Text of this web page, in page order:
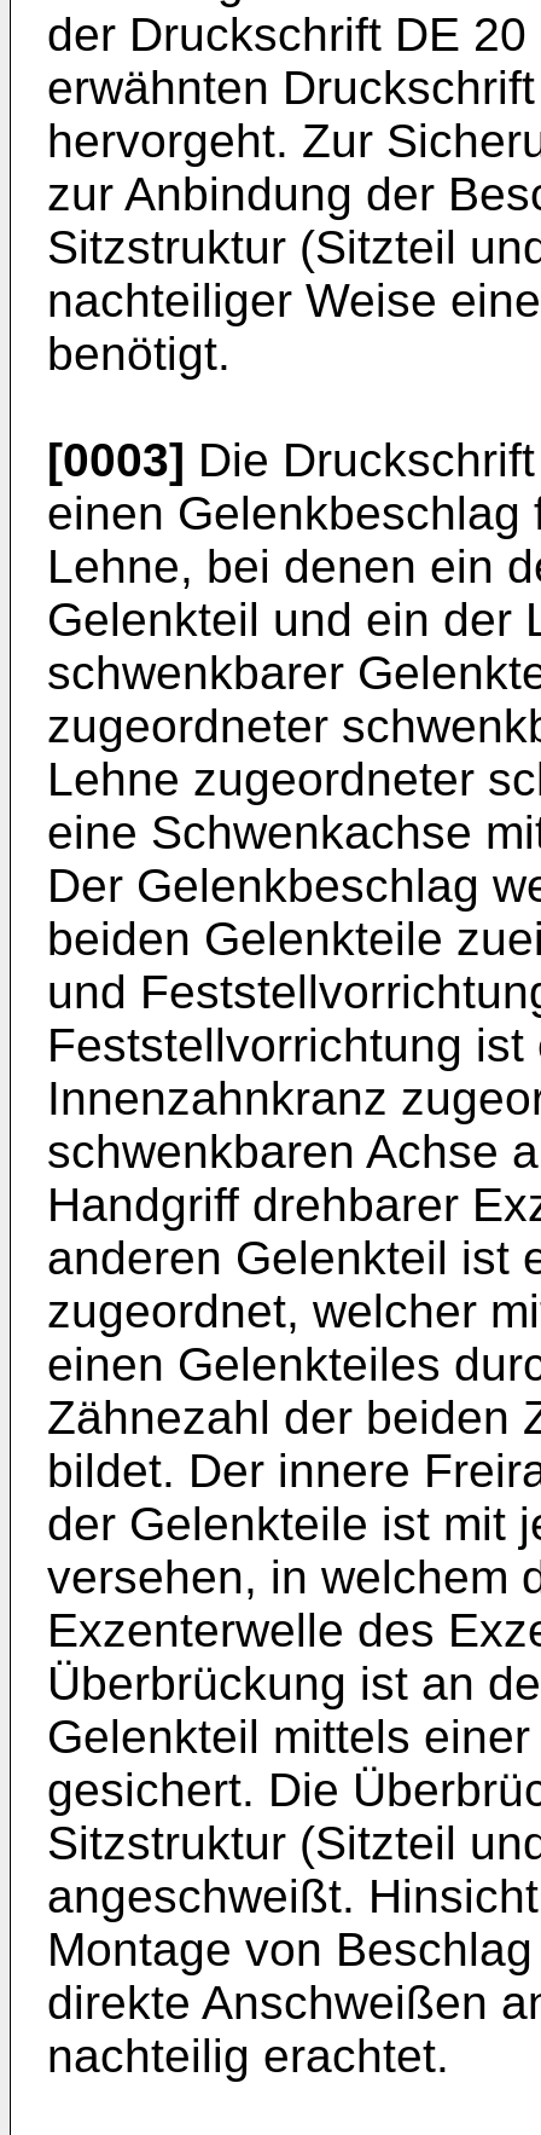
der Druckschrift DE
erwähnten
hervorgeht. Zur
zur Anbindung der
Sitzstruktur (Sitzteil
nachteiliger Weise
benötigt.
[0003] Die
einen
Lehne, bei denen ein
Gelenkteil und ein der
schwenkbarer
zugeordneter
Lehne zugeordneter
eine Schwenkachse
Der Gelenkbeschlag
beiden Gelenkteile
und
Feststellvorrichtung
Innenzahnkranz
schwenkbaren Achse
Handgriff drehbarer
anderen Gelenkteil ist
zugeordnet, welcher
einen Gelenkteiles
Zähnezahl der beiden
bildet. Der innere
der Gelenkteile ist mit
versehen, in welchem
Exzenterwelle des
Überbrückung ist an
Gelenkteil mittels
gesichert. Die
Sitzstruktur (Sitzteil
angeschweißt.
Montage von
direkte Anschweißen
nachteilig erachtet.